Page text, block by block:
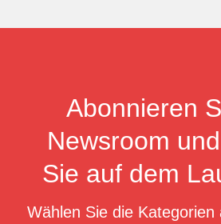
Abonnieren
Newsroom
Sie auf dem
Wählen Sie die Kategorien